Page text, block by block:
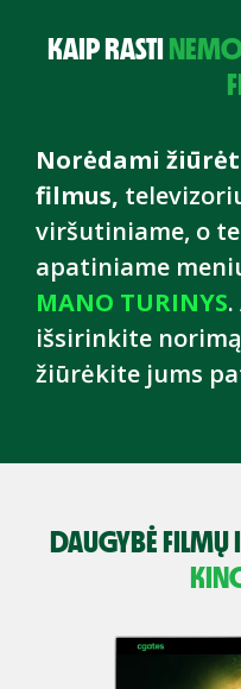
KAIP RASTI
Norėdami
filmus,
viršutiniame, o
apatiniame
MANO TURINYS
išsirinkite
žiūrėkite jums
DAUGYBĖ FILMŲ